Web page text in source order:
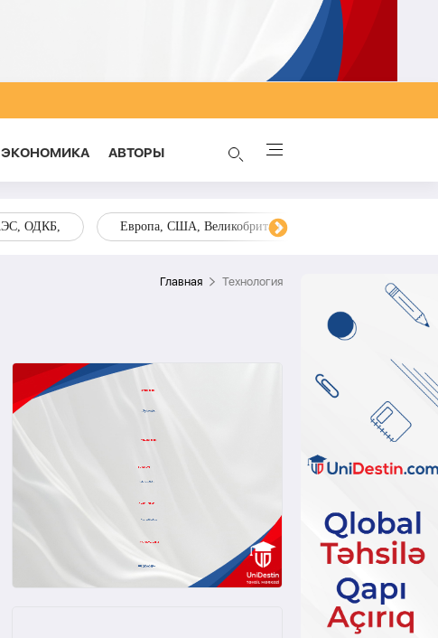
ЭКОНОМИКА AВТОРЫ
ОДКБ, Европа, США, Великобритания, Украина, Запад,
Главная Технология